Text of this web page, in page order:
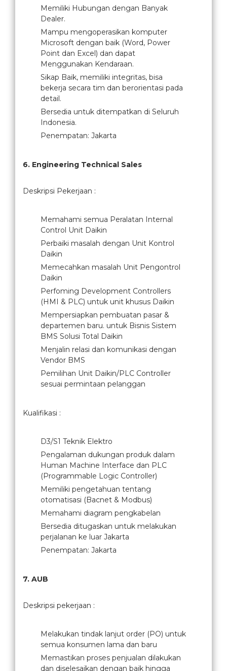
Memiliki Hubungan dengan Banyak
Dealer.
Mampu mengoperasikan komputer
Microsoft dengan baik (Word, Power
Point dan Excel) dan dapat
Menggunakan Kendaraan.
Sikap Baik, memiliki integritas, bisa
bekerja secara tim dan berorientasi pada
detail.
Bersedia untuk ditempatkan di Seluruh
Indonesia.
Penempatan: Jakarta
6. Engineering Technical Sales
Deskripsi Pekerjaan :
Memahami semua Peralatan Internal
Control Unit Daikin
Perbaiki masalah dengan Unit Kontrol
Daikin
Memecahkan masalah Unit Pengontrol
Daikin
Perfoming Development Controllers
(HMI & PLC) untuk unit khusus Daikin
Mempersiapkan pembuatan pasar &
departemen baru. untuk Bisnis Sistem
BMS Solusi Total Daikin
Menjalin relasi dan komunikasi dengan
Vendor BMS
Pemilihan Unit Daikin/PLC Controller
sesuai permintaan pelanggan
Kualifikasi :
D3/S1 Teknik Elektro
Pengalaman dukungan produk dalam
Human Machine Interface dan PLC
(Programmable Logic Controller)
Memiliki pengetahuan tentang
otomatisasi (Bacnet & Modbus)
Memahami diagram pengkabelan
Bersedia ditugaskan untuk melakukan
perjalanan ke luar Jakarta
Penempatan: Jakarta
7. AUB
Deskripsi pekerjaan :
Melakukan tindak lanjut order (PO) untuk
semua konsumen lama dan baru
Memastikan proses penjualan dilakukan
dan diselesaikan dengan baik hingga